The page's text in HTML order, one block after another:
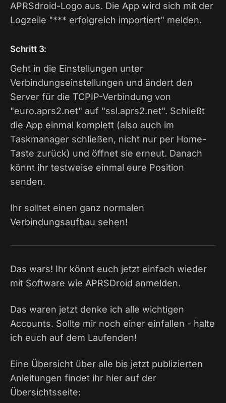
APRSdroid-Logo aus. Die App wird sich mit der
Logzeile "*** erfolgreich importiert" melden.
Schritt 3:
Geht in die Einstellungen unter
Verbindungseinstellungen und ändert den
Server für die TCPIP-Verbindung von
"euro.aprs2.net" auf "ssl.aprs2.net". Schließt
die App einmal komplett (also auch im
Taskmanager schließen, nicht nur per Home-
Taste zurück) und öffnet sie erneut. Danach
könnt ihr testweise einmal eure Position
senden.
Ihr solltet einen ganz normalen
Verbindungsaufbau sehen!
Das wars! Ihr könnt euch jetzt einfach wieder
mit Software wie APRSDroid anmelden.
Das waren jetzt denke ich alle wichtigen
Accounts. Sollte mir noch einer einfallen - halte
ich euch auf dem Laufenden!
Eine Übersicht über alle bis jetzt publizierten
Anleitungen findet ihr hier auf der
Übersichtsseite: